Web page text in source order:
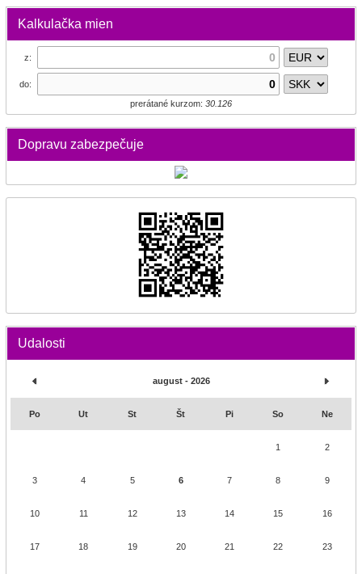
Kalkulačka mien
z:
do:
prerátané kurzom: 30.126
Dopravu zabezpečuje
Udalosti
august - 2026
Po Ut St Št Pi So Ne
1 2
3 4 5 6 7 8 9
10 11 12 13 14 15 16
17 18 19 20 21 22 23